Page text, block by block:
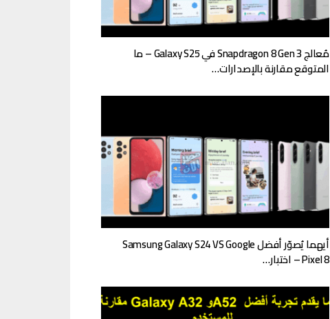
مُعالج Snapdragon 8 Gen 3 في Galaxy S25 – ما
المتوقع مقارنة بالإصدارات…
أيهما يُصوّر أفضل Samsung Galaxy S24 VS Google
Pixel 8 – اختبار…